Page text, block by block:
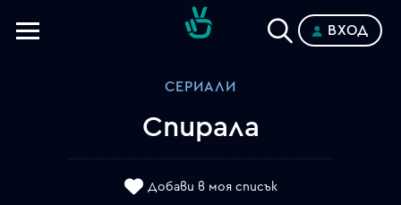
ВХОД
СЕРИАЛИ
Спирала
Добави в моя списък